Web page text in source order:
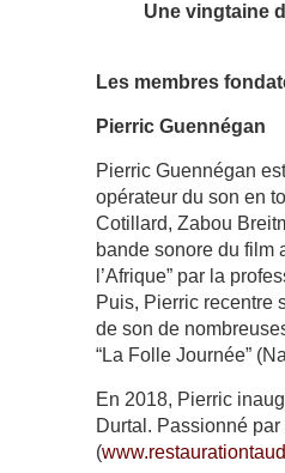
Une vingtaine
Les membres
Pierric Guennégan
Pierric Guennégan
opérateur du son en
Cotillard, Zabou
bande sonore du film
l’Afrique” par la
Puis, Pierric recentre
de son de
“La Folle Journée”
En 2018, Pierric
Durtal. Passionné
(